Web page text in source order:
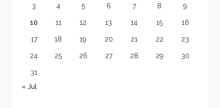
3 4 5 6 7 8 9
10 11 12 13 14 15 16
17 18 19 20 21 22 23
24 25 26 27 28 29 30
31
« Jul